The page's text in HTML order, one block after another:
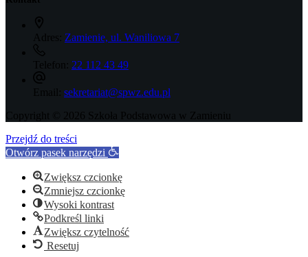
Adres: Zamienie, ul. Waniliowa 7
Telefon: 22 112 43 49
Email: sekretariat@spwz.edu.pl
Copyright © 2026 Szkoła Podstawowa w Zamieniu
Przejdź do treści
Otwórz pasek narzędzi
Zwiększ czcionkę
Zmniejsz czcionkę
Wysoki kontrast
Podkreśl linki
Zwiększ czytelność
Resetuj